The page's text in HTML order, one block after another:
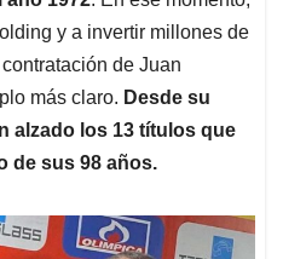
y a invertir millones de
de Juan
más claro. Desde su
alzado los 13 títulos que
de sus 98 años.